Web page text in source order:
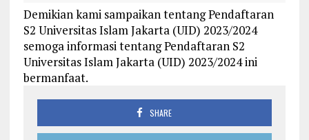
Demikian kami sampaikan tentang Pendaftaran
S2 Universitas Islam Jakarta (UID) 2023/2024
semoga informasi tentang Pendaftaran S2
Universitas Islam Jakarta (UID) 2023/2024 ini
bermanfaat.
SHARE